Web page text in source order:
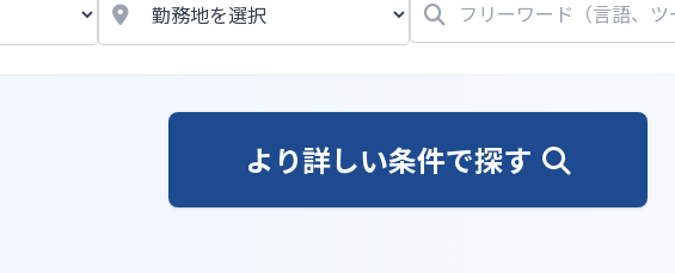
より詳しい条件で探す